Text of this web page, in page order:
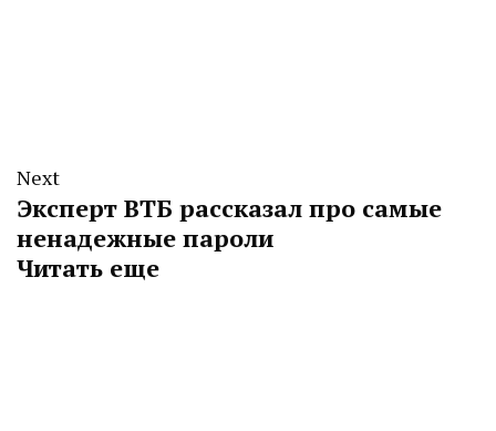
Next
Эксперт ВТБ рассказал про самые
ненадежные пароли
Читать еще